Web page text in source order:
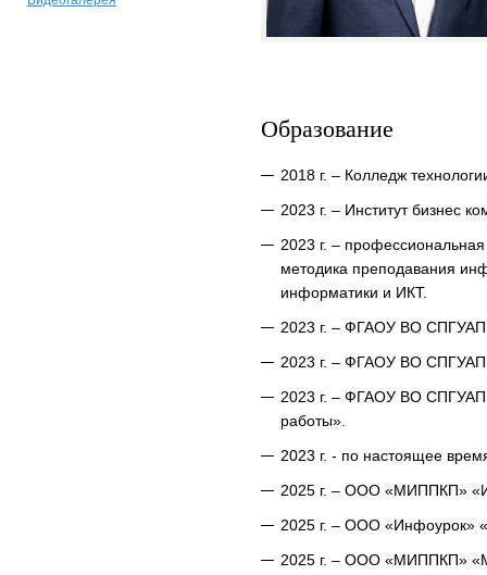
Образование
2018 г. – Колледж
2023 г. – Институт бизнес
2023 г. –
методика преподавания
информатики и ИКТ.
2023 г. – ФГАОУ ВО СПГУАП
2023 г. – ФГАОУ ВО СПГУАП
2023 г. – ФГАОУ ВО СПГУАП
работы».
2023 г. - по настоящее
2025 г. – ООО «МИППКП»
2025 г. – ООО «Инфоурок»
2025 г. – ООО «МИППКП»